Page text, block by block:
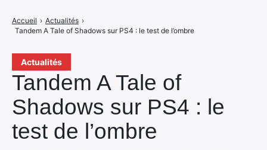
Actualités
Tandem A Tale of
Shadows sur PS4 : le
test de l’ombre
Accueil › Actualités ›
Tandem A Tale of Shadows sur PS4 : le test de l’ombre